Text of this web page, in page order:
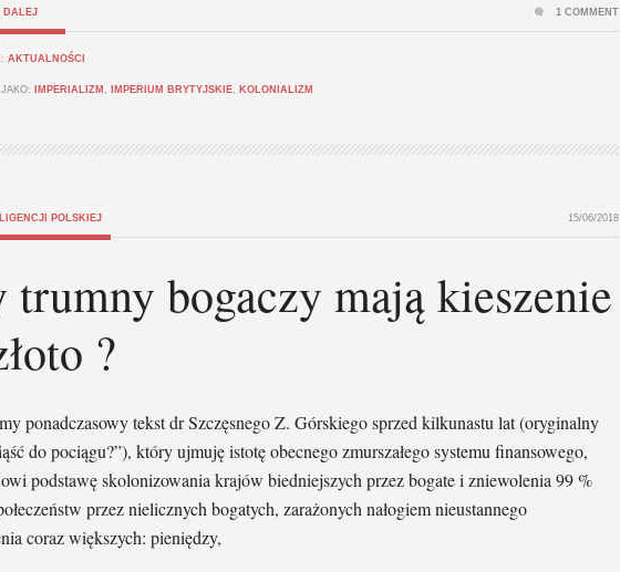
DALEJ
AKTUALNOŚCI
IMPERIALIZM , IMPERIUM BRYTYJSKIE, KOLONIALIZM
1 COMMENT
POLSKIEJ 15/06/2018
trumny bogaczy mają kieszenie
?
ponadczasowy tekst dr Szczęsnego Z. Górskiego sprzed kilkunastu lat (oryginalny
do pociągu?”), który ujmuję istotę obecnego zmurszałego systemu finansowego,
podstawę skolonizowania krajów biedniejszych przez bogate i zniewolenia 99 %
przez nielicznych bogatych, zarażonych nałogiem nieustannego
coraz większych: pieniędzy,